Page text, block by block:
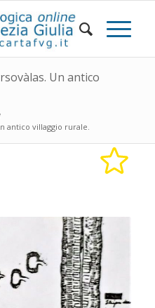
Un antico
antico villaggio rurale.